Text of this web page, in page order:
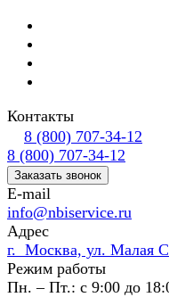
Контакты
8 (800) 707-34-12
8 (800) 707-34-12
Заказать звонок
E-mail
info@nbiservice.ru
Адрес
г. Москва, ул. Малая
Режим работы
Пн. – Пт.: с 9:00 до